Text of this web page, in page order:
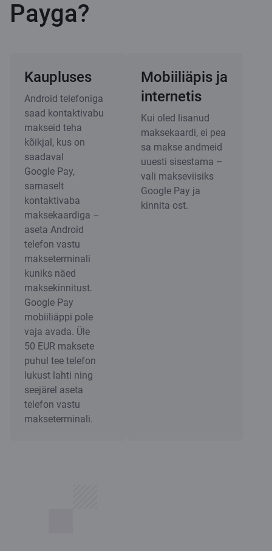
Payga?
Kaupluses
Android telefoniga
saad kontaktivabu
makseid teha
kõikjal, kus on
saadaval
Google Pay,
sarnaselt
kontaktivaba
maksekaardiga –
aseta Android
telefon vastu
makseterminali
kuniks näed
maksekinnitust.
Google Pay
mobiiliäppi pole
vaja avada. Üle
50 EUR maksete
puhul tee telefon
lukust lahti ning
seejärel aseta
telefon vastu
makseterminali.
Mobiiliäpis ja
internetis
Kui oled lisanud
maksekaardi, ei pea
sa makse andmeid
uuesti sisestama –
vali makseviisiks
Google Pay ja
kinnita ost.